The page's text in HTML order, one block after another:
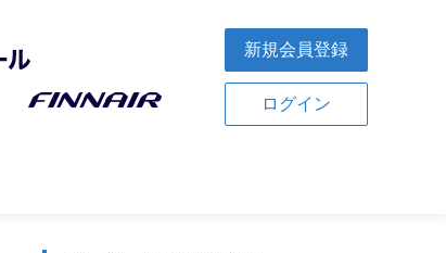
新規会員登録
ログイン